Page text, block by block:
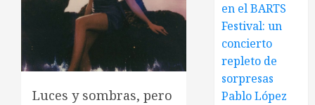
Luces y sombras, pero
en el BARTS
Festival: un
concierto
repleto de
sorpresas
Pablo López